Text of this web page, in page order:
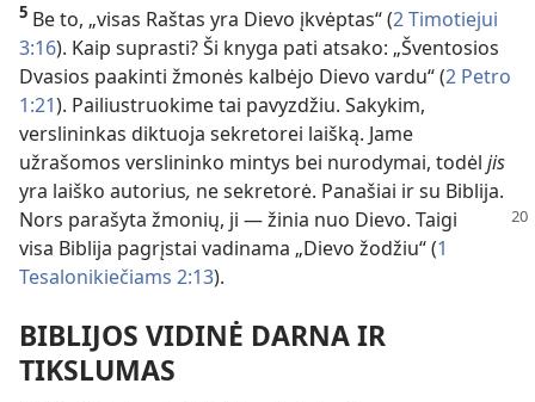
5 Be to, „visas Raštas yra Dievo įkvėptas“ (2 Timotiejui
3:16). Kaip suprasti? Ši knyga pati atsako: „Šventosios
Dvasios paakinti žmonės kalbėjo Dievo vardu“ (2 Petro
1:21). Pailiustruokime tai pavyzdžiu. Sakykim,
verslininkas diktuoja sekretorei laišką. Jame
užrašomos verslininko mintys bei nurodymai, todėl jis
yra laiško autorius, ne sekretorė. Panašiai ir su Biblija.
Nors parašyta žmonių, ji — žinia nuo Dievo. Taigi
visa Biblija pagrįstai vadinama „Dievo žodžiu“ (1
Tesalonikiečiams 2:13).
BIBLIJOS VIDINĖ DARNA IR
TIKSLUMAS